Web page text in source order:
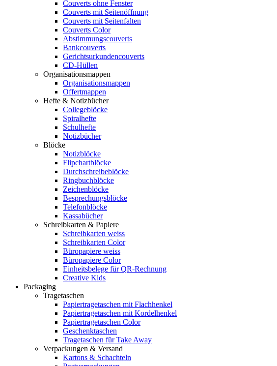
Couverts ohne Fenster
Couverts mit Seitenöffnung
Couverts mit Seitenfalten
Couverts Color
Abstimmungscouverts
Bankcouverts
Gerichtsurkundencouverts
CD-Hüllen
Organisationsmappen
Organisationsmappen
Offertmappen
Hefte & Notizbücher
Collegeblöcke
Spiralhefte
Schulhefte
Notizbücher
Blöcke
Notizblöcke
Flipchartblöcke
Durchschreibeblöcke
Ringbuchblöcke
Zeichenblöcke
Besprechungsblöcke
Telefonblöcke
Kassabücher
Schreibkarten & Papiere
Schreibkarten weiss
Schreibkarten Color
Büropapiere weiss
Büropapiere Color
Einheitsbelege für QR-Rechnung
Creative Kids
Packaging
Tragetaschen
Papiertragetaschen mit Flachhenkel
Papiertragetaschen mit Kordelhenkel
Papiertragetaschen Color
Geschenktaschen
Tragetaschen für Take Away
Verpackungen & Versand
Kartons & Schachteln